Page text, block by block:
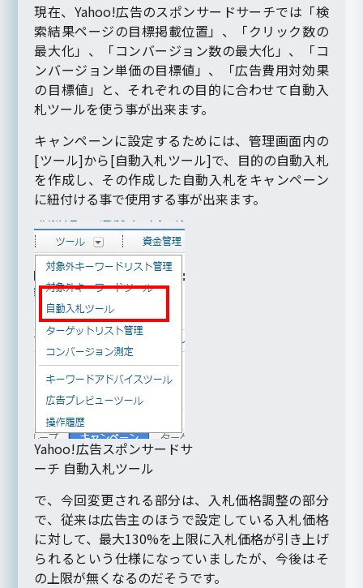
現在、Yahoo!広告のスポンサードサーチでは「検
索結果ページの目標掲載位置」、「クリック数の
最大化」、「コンバージョン数の最大化」、「コ
ンバージョン単価の目標値」、「広告費用対効果
の目標値」と、それぞれの目的に合わせて自動入
札ツールを使う事が出来ます。
キャンペーンに設定するためには、管理画面内の
[ツール]から[自動入札ツール]で、目的の自動入札
を作成し、その作成した自動入札をキャンペーン
に紐付ける事で使用する事が出来ます。
Yahoo!広告スポンサードサ
ーチ 自動入札ツール
で、今回変更される部分は、入札価格調整の部分
で、従来は広告主のほうで設定している入札価格
に対して、最大130%を上限に入札価格が引き上げ
られるという仕様になっていましたが、今後はそ
の上限が無くなるのだそうです。